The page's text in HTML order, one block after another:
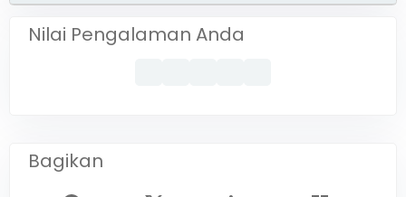
Nilai Pengalaman Anda
Bagikan